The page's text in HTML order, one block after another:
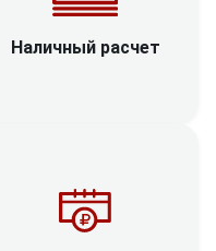
Наличный расчет